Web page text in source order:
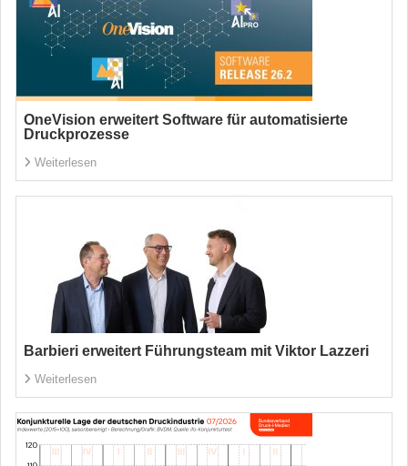
OneVision erweitert Software für automatisierte
Druckprozesse
Weiterlesen
Barbieri erweitert Führungsteam mit Viktor Lazzeri
Weiterlesen